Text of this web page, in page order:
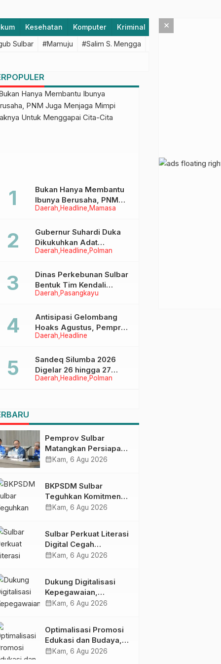
Kesehatan Komputer Kriminal Lifestyle
Sulbar #Mamuju #Salim S. Mengga
Daerah Headline Mamasa
Bukan Hanya Membantu
Ibunya Berusaha, PNM
Juga Menjaga Mimpi
Menggapai Cita-Cita
Daerah Headline Polman
Gubernur Suhardi Duka
Dikukuhkan Adat
Balanipa, Raih Gelar Sulo
Daerah Pasangkayu
Dinas Perkebunan Sulbar
Bentuk Tim Kendali
Internal ICS untuk Dukung
di Pasangkayu
Daerah Headline
Antisipasi Gelombang
Hoaks Agustus, Pemprov
Sulbar Ajak Warga Jaga
Daerah Headline Polman
Sandeq Silumba 2026
Digelar 26 hingga 27
September, Rangkaian
Pemprov Sulbar
Matangkan Persiapan
HUT Ke-81 RI, Puncak
calendar_month Kam, 6 Agu 2026
BKPSDM Sulbar
Teguhkan Komitmen
Pengembangan
Penandatanganan
Perjanjian Tugas
Belajar 2026
calendar_month Kam, 6 Agu 2026
Sulbar Perkuat Literasi
Digital Cegah
Kejahatan Love
calendar_month Kam, 6 Agu 2026
Dukung Digitalisasi
Kepegawaian,
DPMPTSP Sulbar Siap
calendar_month Kam, 6 Agu 2026
Optimalisasi Promosi
Edukasi dan Budaya,
Anjungan Provinsi
calendar_month Kam, 6 Agu 2026
×